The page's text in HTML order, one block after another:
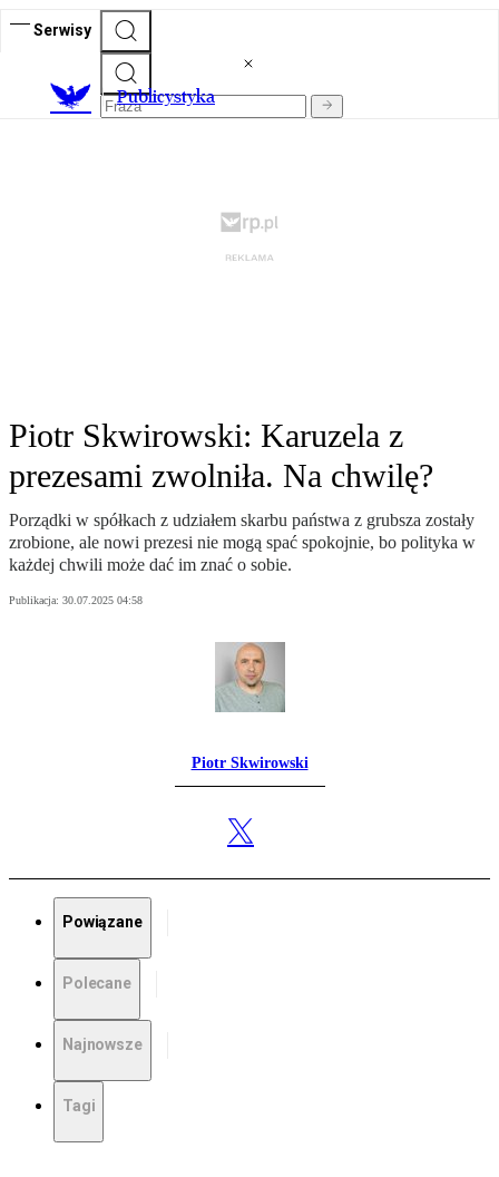
Serwisy
Publicystyka
Piotr Skwirowski: Karuzela z
prezesami zwolniła. Na chwilę?
Porządki w spółkach z udziałem skarbu państwa z grubsza zostały
zrobione, ale nowi prezesi nie mogą spać spokojnie, bo polityka w
każdej chwili może dać im znać o sobie.
Publikacja: 30.07.2025 04:58
Piotr Skwirowski
Powiązane
Polecane
Najnowsze
Tagi